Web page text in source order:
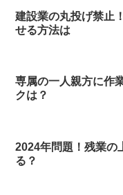
建設業の丸投げ禁止
せる方法は
専属の一人親方に作
クは？
2024年問題！残業の
る？